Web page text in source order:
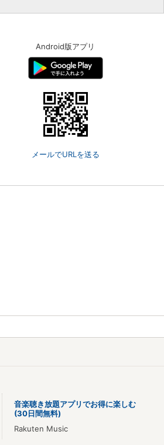
Android版アプリ
メールでURLを送る
音楽聴き放題アプリでお得に楽しむ
(30日間無料)
Rakuten Music